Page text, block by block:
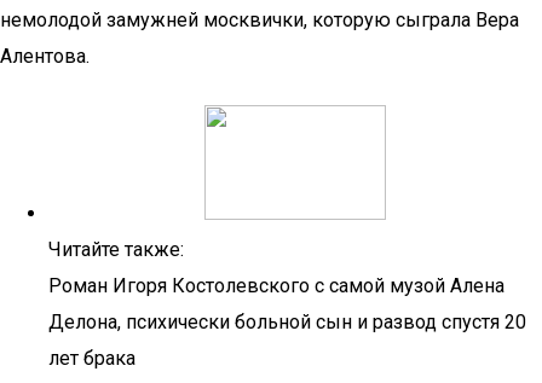
немолодой замужней москвички, которую сыграла Вера
Алентова.
Читайте также:
Роман Игоря Костолевского с самой музой Алена
Делона, психически больной сын и развод спустя 20
лет брака